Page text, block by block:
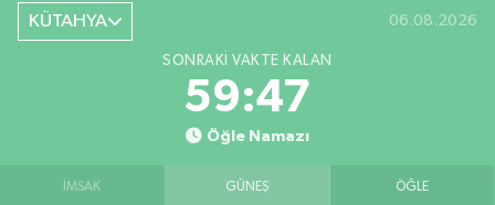
KÜTAHYA 06.08.2026
SONRAKI VAKTE KALAN
59:45
Öğle Namazı
İMSAK GÜNEŞ ÖĞLE